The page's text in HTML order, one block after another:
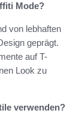
Mode?
von lebhaften
geprägt.
auf T-
Look zu
verwenden?